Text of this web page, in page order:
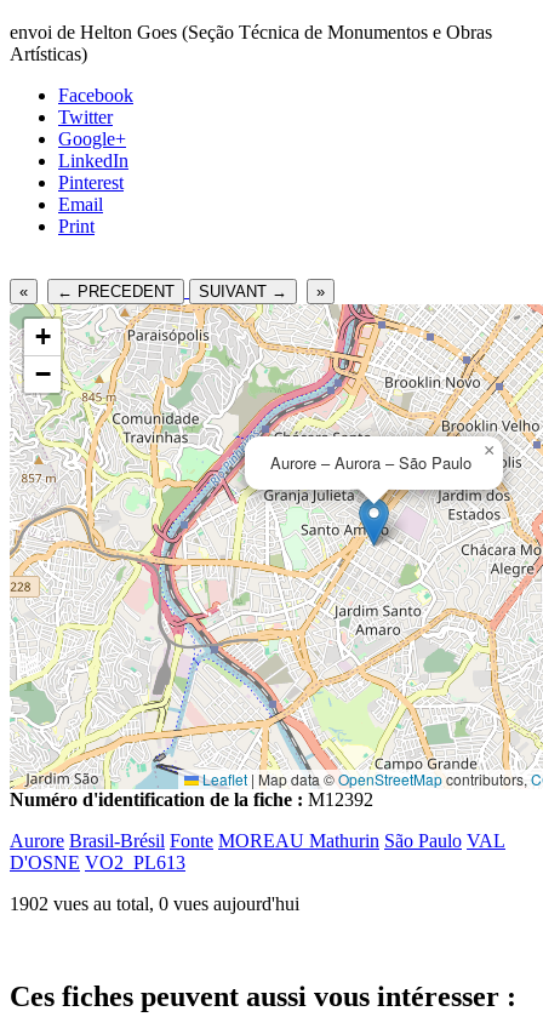
envoi de Helton Goes (Seção Técnica de Monumentos e Obras
Artísticas)
Facebook
Twitter
Google+
LinkedIn
Pinterest
Email
Print
« ← PRECEDENT SUIVANT → »
Aurore – Aurora – São Paulo
×
+
−
Leaflet | Map data ©OpenStreetMapcontributors,
Numéro d'identification de la fiche : M12392
Aurore Brasil-Brésil Fonte MOREAU Mathurin São Paulo VAL
D'OSNE VO2_PL613
1902 vues au total, 0 vues aujourd'hui
Ces fiches peuvent aussi vous intéresser :